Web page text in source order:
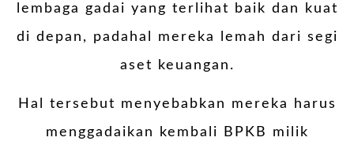
lembaga gadai yang terlihat baik dan kuat
di depan, padahal mereka lemah dari segi
aset keuangan.
Hal tersebut menyebabkan mereka harus
menggadaikan kembali BPKB milik